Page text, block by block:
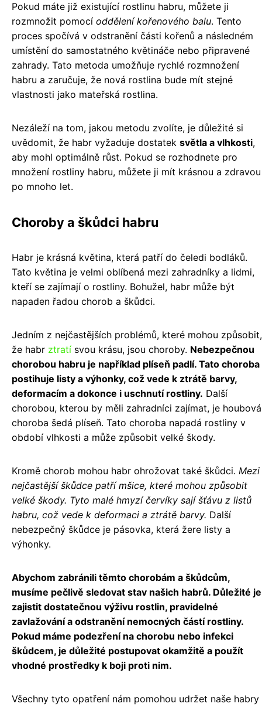
Pokud máte již existující rostlinu habru, můžete ji
rozmnožit pomocí oddělení kořenového balu. Tento
proces spočívá v odstranění části kořenů a následném
umístění do samostatného květináče nebo připravené
zahrady. Tato metoda umožňuje rychlé rozmnožení
habru a zaručuje, že nová rostlina bude mít stejné
vlastnosti jako mateřská rostlina.
Nezáleží na tom, jakou metodu zvolíte, je důležité si
uvědomit, že habr vyžaduje dostatek světla a vlhkosti,
aby mohl optimálně růst. Pokud se rozhodnete pro
množení rostliny habru, můžete ji mít krásnou a zdravou
po mnoho let.
Choroby a škůdci habru
Habr je krásná květina, která patří do čeledi bodláků.
Tato květina je velmi oblíbená mezi zahradníky a lidmi,
kteří se zajímají o rostliny. Bohužel, habr může být
napaden řadou chorob a škůdci.
Jedním z nejčastějších problémů, které mohou způsobit,
že habr ztratí svou krásu, jsou choroby. Nebezpečnou
chorobou habru je například plíseň padlí. Tato choroba
postihuje listy a výhonky, což vede k ztrátě barvy,
deformacím a dokonce i uschnutí rostliny. Další
chorobou, kterou by měli zahradníci zajímat, je houbová
choroba šedá plíseň. Tato choroba napadá rostliny v
období vlhkosti a může způsobit velké škody.
Kromě chorob mohou habr ohrožovat také škůdci. Mezi
nejčastější škůdce patří mšice, které mohou způsobit
velké škody. Tyto malé hmyzí červíky sají šťávu z listů
habru, což vede k deformaci a ztrátě barvy. Další
nebezpečný škůdce je pásovka, která žere listy a
výhonky.
Abychom zabránili těmto chorobám a škůdcům,
musíme pečlivě sledovat stav našich habrů. Důležité je
zajistit dostatečnou výživu rostlin, pravidelné
zavlažování a odstranění nemocných částí rostliny.
Pokud máme podezření na chorobu nebo infekci
škůdcem, je důležité postupovat okamžitě a použít
vhodné prostředky k boji proti nim.
Všechny tyto opatření nám pomohou udržet naše habry